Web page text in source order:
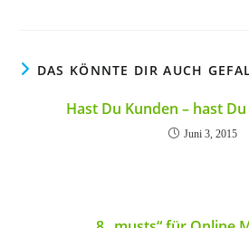
DAS KÖNNTE DIR AUCH
Hast Du Kunden – hast
Juni 3, 2015